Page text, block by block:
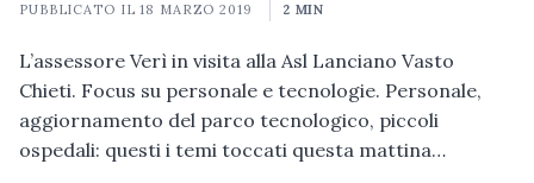
PUBBLICATO IL18 MARZO 2019 2 MIN
L’assessore Verì in visita alla Asl Lanciano Vasto
Chieti. Focus su personale e tecnologie. Personale,
aggiornamento del parco tecnologico, piccoli
ospedali: questi i temi toccati questa mattina…